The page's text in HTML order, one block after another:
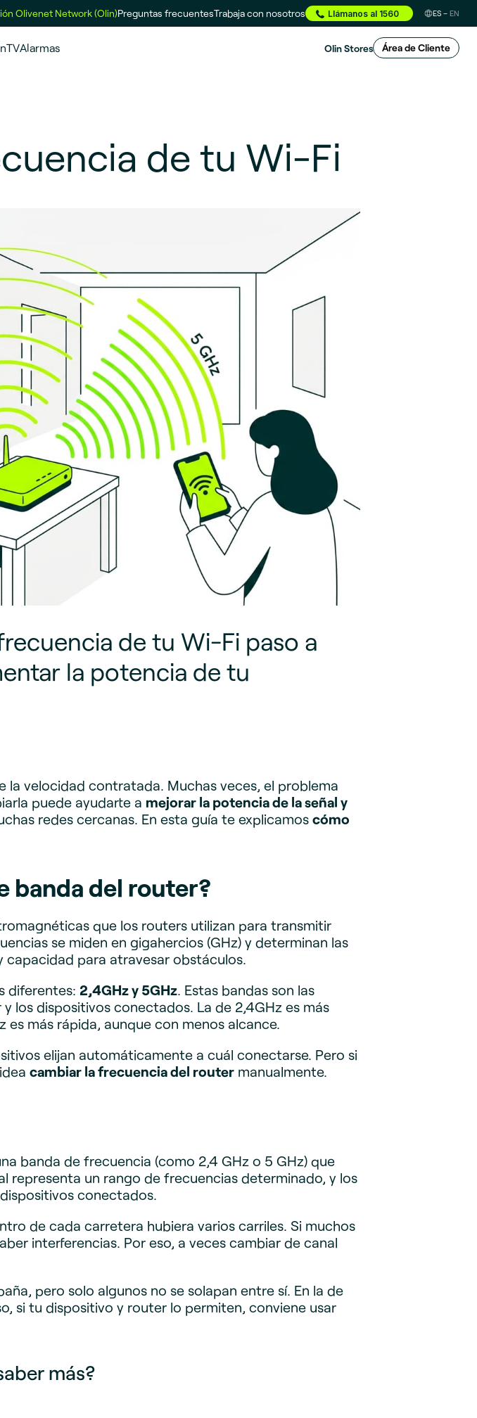
Olivenet Network (Olin)Preguntas frecuentesTrabaja con nosotros Llámanos al 1560 ES EN
Alarmas Olin Stores Área de Cliente
de tu Wi-Fi
de tu Wi-Fi paso a
la potencia de tu
la velocidad contratada. Muchas veces, el problema
puede ayudarte a mejorar la potencia de la señal y
redes cercanas. En esta guía te explicamos cómo
banda del router?
que los routers utilizan para transmitir
se miden en gigahercios (GHz) y determinan las
capacidad para atravesar obstáculos.
diferentes: 2,4GHz y 5GHz. Estas bandas son las
los dispositivos conectados. La de 2,4GHz es más
más rápida, aunque con menos alcance.
elijan automáticamente a cuál conectarse. Pero si
cambiar la frecuencia del router manualmente.
banda de frecuencia (como 2,4 GHz o 5 GHz) que
representa un rango de frecuencias determinado, y los
conectados.
de cada carretera hubiera varios carriles. Si muchos
interferencias. Por eso, a veces cambiar de canal
pero solo algunos no se solapan entre sí. En la de
si tu dispositivo y router lo permiten, conviene usar
más?